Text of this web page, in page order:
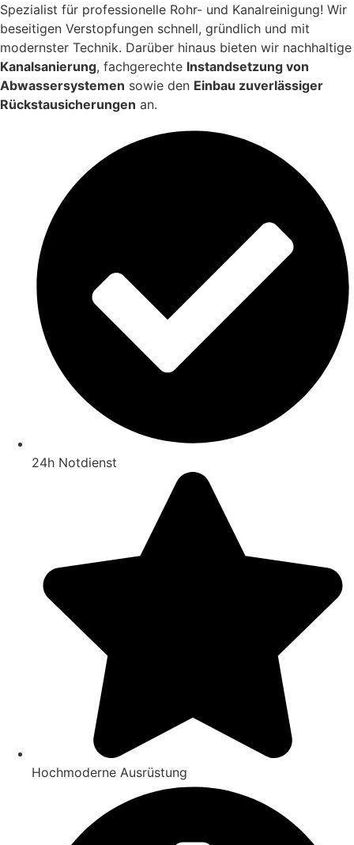
Spezialist für professionelle Rohr- und Kanalreinigung! Wir
beseitigen Verstopfungen schnell, gründlich und mit
modernster Technik. Darüber hinaus bieten wir nachhaltige
Kanalsanierung, fachgerechte Instandsetzung von
Abwassersystemen sowie den Einbau zuverlässiger
Rückstausicherungen an.
24h Notdienst
Hochmoderne Ausrüstung